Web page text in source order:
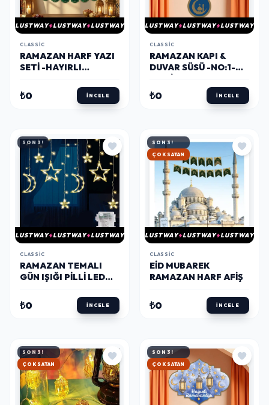
LUSTWAY LUSTWAY LUSTWAY
CLASSIC
RAMAZAN HARF YAZI
SETI -HAYIRLI
₺0 İNCELE
LUSTWAY LUSTWAY LUSTWAY
CLASSIC
RAMAZAN KAPI &
DUVAR SÜSÜ -NO:1-
₺0 İNCELE
SON 3!
LUSTWAY LUSTWAY LUSTWAY
CLASSIC
RAMAZAN TEMALI
GÜN IŞIĞI PILLI LED
₺0 İNCELE
SON 3!
HIZLI KARGO
LUSTWAY LUSTWAY LUSTWAY
CLASSIC
EID MUBAREK
RAMAZAN HARF AFIŞ
₺0 İNCELE
SON 3!
HIZLI KARGO
SON 3!
HIZLI KARGO